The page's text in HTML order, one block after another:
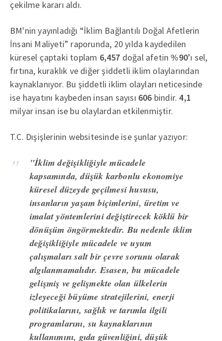
çekilme kararı aldı.
BM'nin yayınladığı “İklim Bağlantılı Doğal Afetlerin
İnsani Maliyeti” raporunda, 20 yılda kaydedilen
küresel çaptaki toplam 6,457 doğal afetin%90’ı sel,
fırtına, kuraklık ve diğer şiddetli iklim olaylarından
kaynaklanıyor. Bu şiddetli iklim olayları neticesinde
ise hayatını kaybeden insan sayısı 606 bindir. 4,1
milyar insan ise bu olaylardan etkilenmiştir.
T.C. Dışişlerinin websitesinde ise şunlar yazıyor:
"İklim değişikliğiyle mücadele
kapsamında, düşük karbonlu ekonomiye
küresel düzeyde geçilmesi hususu,
insanların yaşam biçimlerini, üretim ve
imalat yöntemlerini değiştirecek köklü bir
dönüşüm öngörmektedir. Bu nedenle iklim
değişikliğiyle mücadele ve uyum
çalışmaları salt bir çevre sorunu olarak
algılanmamalıdır. Esasen, bu mücadele
gelişmiş ve gelişmekte olan ülkelerin
izleyeceği büyüme stratejilerini, enerji
politikalarını, sağlık ve tarımla ilgili
programlarını, su kaynaklarının
kullanımını, gıda güvenliğini, düşük